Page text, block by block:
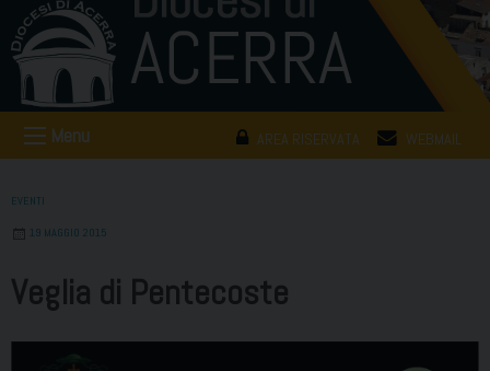
AREA RISERVATA WEBMAIL
Menu
EVENTI
19 MAGGIO 2015
Veglia di Pentecoste